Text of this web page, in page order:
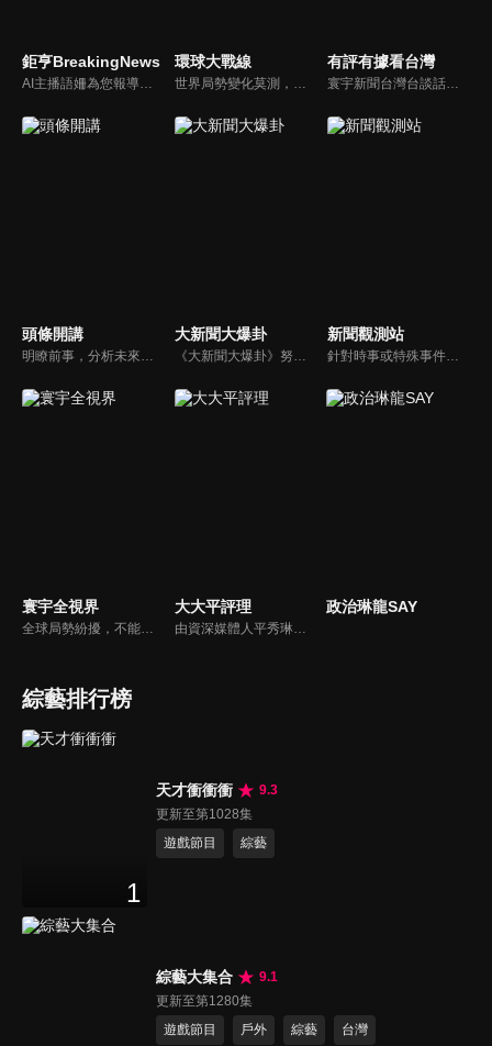
鉅亨BreakingNews
AI主播語姍為您報導【鉅亨Breaking News】！每週播報大事，讓新聞更貼近你！
環球大戰線
世界局勢變化莫測，你我都身在其中，國際之間合縱連橫，外交、政治、經濟、軍事、科技，無所不爭、無所不戰，《環球大戰線》全方位觀點，與您一起剖析戰略，走進環球競爭最前線！
有評有據看台灣
寰宇新聞台灣台談話性節目《有評有據看台灣》節目跳脫來賓演繹的「浮誇情境式政論型態」，改採網路大數據點題，直視分析選情實相，帶您「有評、有據」的遍覽政經大小事。
頭條開講
明瞭前事，分析未來走向，周玉琴告訴您沒想到的大小事背後真相。你不理政治，政治卻未必不會影響你！世界政治勢力結構快速改變，新時代降臨，舊思想如何進化，台灣新思路能否頂得住大國衝擊，最接近民意的聲音，都在《頭條開講》。
大新聞大爆卦
《大新聞大爆卦》努力秉持著監督政府的精神，繼續在網路上努力說出事實。
新聞觀測站
針對時事或特殊事件邀請來賓進行深度探討，或專訪各領域傑出人士。
寰宇全視界
全球局勢紛擾，不能置身事外！主播任明玥主持，嶄新一季《寰宇全視界2.0》，集結各領域重磅嘉賓，犀利評論、深度視角，帶您洞悉世界局勢脈絡，開拓兩岸和國際新視野，《寰宇全視界2.0》，帶給您最具含金量的觀點。
大大平評理
由資深媒體人平秀琳所主持的時事討論節目，針對大眾關心的議題，邀請關鍵人物或意見領袖上節目，從各種角度深入剖析，並藉由多人的觀點交流，讓新聞事件的真相掏深一點，幫助觀眾了解當下最熱門的新聞議題，期使本節目成為台灣理性討論時事的典範。
政治琳龍SAY
綜藝排行榜
1
天才衝衝衝
9.3
更新至第1028集
遊戲節目
綜藝
綜藝大集合
9.1
更新至第1280集
遊戲節目
戶外 綜藝 台灣